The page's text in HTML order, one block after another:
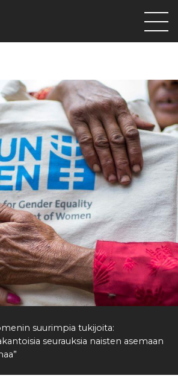
Etsi
suurimpia tukijoita:
seurauksia naisten asemaan